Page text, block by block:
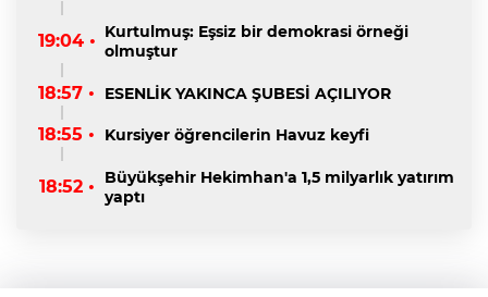
19:04 • Kurtulmuş: Eşsiz bir demokrasi örneği
olmuştur
18:57 • ESENLİK YAKINCA ŞUBESİ AÇILIYOR
18:55 • Kursiyer öğrencilerin Havuz keyfi
18:52 •
Büyükşehir Hekimhan'a 1,5 milyarlık yatırım
yaptı